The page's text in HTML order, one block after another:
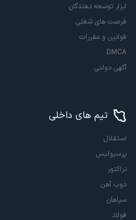
ابزار توسعه دهندگان
فرصت های شغلی
قوانین و مقررات
DMCA
آگهی دولتی
تیم های داخلی
استقلال
پرسپولیس
تراکتور
ذوب آهن
سپاهان
فولاد